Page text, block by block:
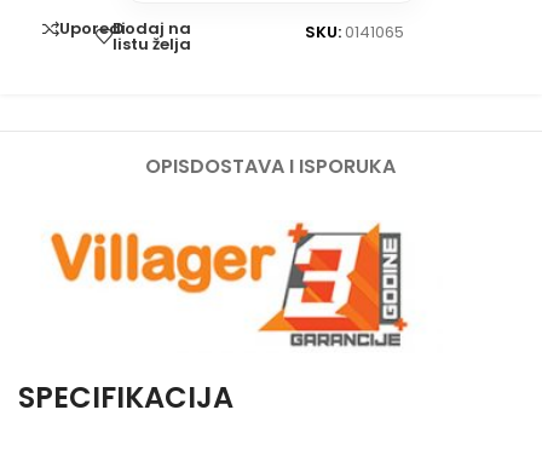
UporediDodaj na
listu želja
SKU: 0141065
OPISDOSTAVA I ISPORUKA
SPECIFIKACIJA